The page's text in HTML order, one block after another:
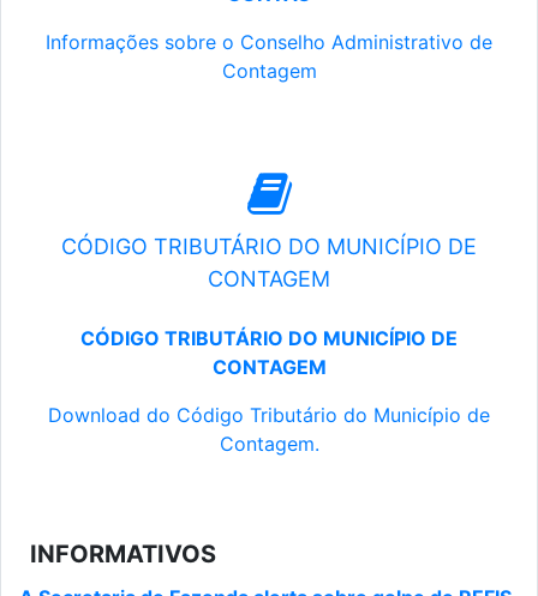
Informações sobre o Conselho Administrativo de
Contagem
CÓDIGO TRIBUTÁRIO DO MUNICÍPIO DE
CONTAGEM
CÓDIGO TRIBUTÁRIO DO MUNICÍPIO DE
CONTAGEM
Download do Código Tributário do Município de
Contagem.
INFORMATIVOS